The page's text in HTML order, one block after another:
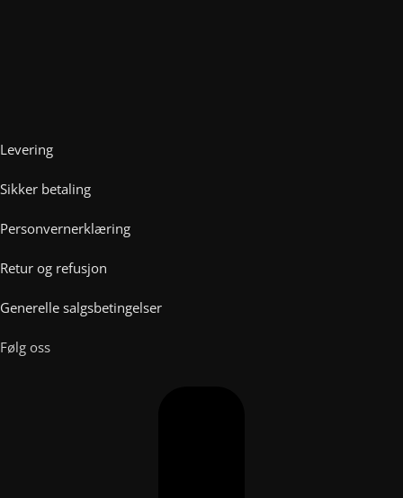
Levering
Sikker betaling
Personvernerklæring
Retur og refusjon
Generelle salgsbetingelser
Følg oss